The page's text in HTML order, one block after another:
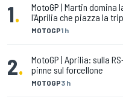
1.
MOTOGP1 h
MotoGP | Martin domina
l'Aprilia che piazza la
2.
MOTOGP3 h
MotoGP | Aprilia: sulla
pinne sul forcellone